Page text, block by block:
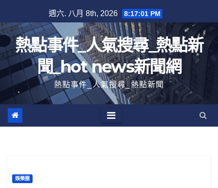
至
內
容
週六. 八月 8th, 2026 8:17:02 PM
熱點事件_人氣搜尋_熱點新
聞_hot news新聞網
熱點事件_人氣搜尋_熱點新聞
娛樂圈